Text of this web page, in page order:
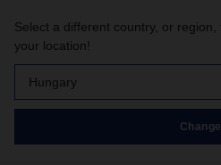
Select a different country, or
your location!
Hungary
Change